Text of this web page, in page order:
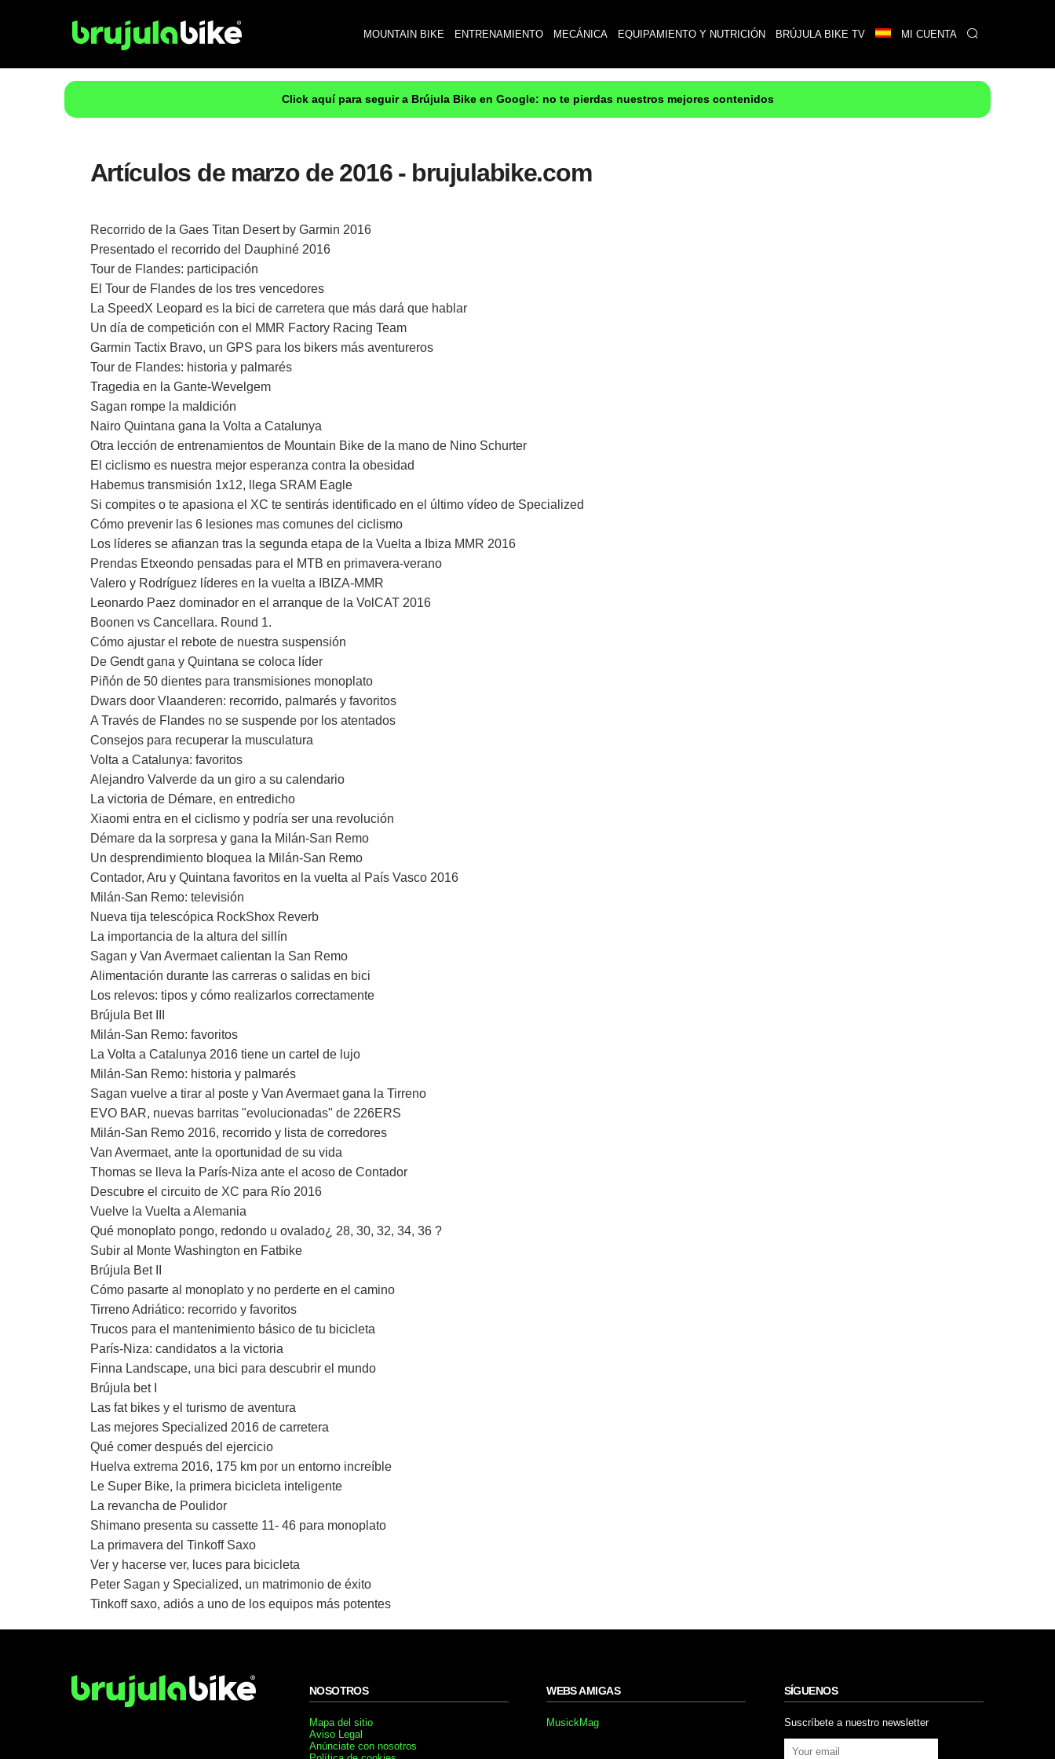
MOUNTAIN BIKE ENTRENAMIENTO MECÁNICA EQUIPAMIENTO Y NUTRICIÓN BRÚJULA BIKE TV MI CUENTA
Click aquí para seguir a Brújula Bike en Google: no te pierdas nuestros mejores contenidos
Artículos de marzo de 2016 - brujulabike.com
Recorrido de la Gaes Titan Desert by Garmin 2016
Presentado el recorrido del Dauphiné 2016
Tour de Flandes: participación
El Tour de Flandes de los tres vencedores
La SpeedX Leopard es la bici de carretera que más dará que hablar
Un día de competición con el MMR Factory Racing Team
Garmin Tactix Bravo, un GPS para los bikers más aventureros
Tour de Flandes: historia y palmarés
Tragedia en la Gante-Wevelgem
Sagan rompe la maldición
Nairo Quintana gana la Volta a Catalunya
Otra lección de entrenamientos de Mountain Bike de la mano de Nino Schurter
El ciclismo es nuestra mejor esperanza contra la obesidad
Habemus transmisión 1x12, llega SRAM Eagle
Si compites o te apasiona el XC te sentirás identificado en el último vídeo de Specialized
Cómo prevenir las 6 lesiones mas comunes del ciclismo
Los líderes se afianzan tras la segunda etapa de la Vuelta a Ibiza MMR 2016
Prendas Etxeondo pensadas para el MTB en primavera-verano
Valero y Rodríguez líderes en la vuelta a IBIZA-MMR
Leonardo Paez dominador en el arranque de la VolCAT 2016
Boonen vs Cancellara. Round 1.
Cómo ajustar el rebote de nuestra suspensión
De Gendt gana y Quintana se coloca líder
Piñón de 50 dientes para transmisiones monoplato
Dwars door Vlaanderen: recorrido, palmarés y favoritos
A Través de Flandes no se suspende por los atentados
Consejos para recuperar la musculatura
Volta a Catalunya: favoritos
Alejandro Valverde da un giro a su calendario
La victoria de Démare, en entredicho
Xiaomi entra en el ciclismo y podría ser una revolución
Démare da la sorpresa y gana la Milán-San Remo
Un desprendimiento bloquea la Milán-San Remo
Contador, Aru y Quintana favoritos en la vuelta al País Vasco 2016
Milán-San Remo: televisión
Nueva tija telescópica RockShox Reverb
La importancia de la altura del sillín
Sagan y Van Avermaet calientan la San Remo
Alimentación durante las carreras o salidas en bici
Los relevos: tipos y cómo realizarlos correctamente
Brújula Bet III
Milán-San Remo: favoritos
La Volta a Catalunya 2016 tiene un cartel de lujo
Milán-San Remo: historia y palmarés
Sagan vuelve a tirar al poste y Van Avermaet gana la Tirreno
EVO BAR, nuevas barritas "evolucionadas" de 226ERS
Milán-San Remo 2016, recorrido y lista de corredores
Van Avermaet, ante la oportunidad de su vida
Thomas se lleva la París-Niza ante el acoso de Contador
Descubre el circuito de XC para Río 2016
Vuelve la Vuelta a Alemania
Qué monoplato pongo, redondo u ovalado¿ 28, 30, 32, 34, 36 ?
Subir al Monte Washington en Fatbike
Brújula Bet II
Cómo pasarte al monoplato y no perderte en el camino
Tirreno Adriático: recorrido y favoritos
Trucos para el mantenimiento básico de tu bicicleta
París-Niza: candidatos a la victoria
Finna Landscape, una bici para descubrir el mundo
Brújula bet I
Las fat bikes y el turismo de aventura
Las mejores Specialized 2016 de carretera
Qué comer después del ejercicio
Huelva extrema 2016, 175 km por un entorno increíble
Le Super Bike, la primera bicicleta inteligente
La revancha de Poulidor
Shimano presenta su cassette 11- 46 para monoplato
La primavera del Tinkoff Saxo
Ver y hacerse ver, luces para bicicleta
Peter Sagan y Specialized, un matrimonio de éxito
Tinkoff saxo, adiós a uno de los equipos más potentes
NOSOTROS
Mapa del sitio
Aviso Legal
Anúnciate con nosotros
WEBS AMIGAS
MusickMag
SÍGUENOS
Suscríbete a nuestro newsletter